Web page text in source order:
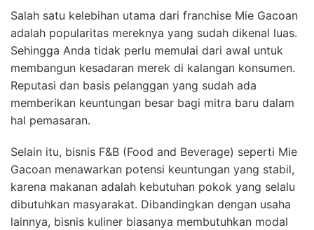
Salah satu kelebihan utama dari franchise Mie Gacoan
adalah popularitas mereknya yang sudah dikenal luas.
Sehingga Anda tidak perlu memulai dari awal untuk
membangun kesadaran merek di kalangan konsumen.
Reputasi dan basis pelanggan yang sudah ada
memberikan keuntungan besar bagi mitra baru dalam
hal pemasaran.
Selain itu, bisnis F&B (Food and Beverage) seperti Mie
Gacoan menawarkan potensi keuntungan yang stabil,
karena makanan adalah kebutuhan pokok yang selalu
dibutuhkan masyarakat. Dibandingkan dengan usaha
lainnya, bisnis kuliner biasanya membutuhkan modal